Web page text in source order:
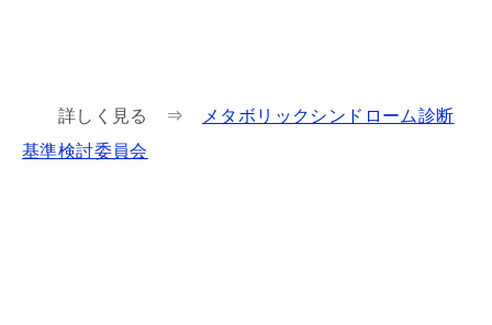
詳しく見る ⇒
メタボリックシンドローム診断
基準検討委員会